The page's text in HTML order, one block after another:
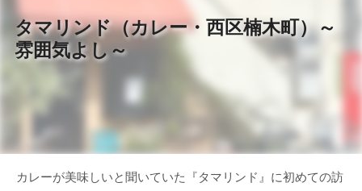
タマリンド（カレー・西区楠木町）～
雰囲気よし～
カレーが美味しいと聞いていた『タマリンド』に初めての訪